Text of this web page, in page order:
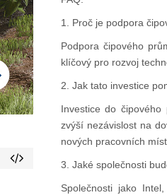
1. Proč je podpora
Podpora čipového
klíčový pro rozvoj
2. Jak tato investice
Investice do
zvýší nezávislost na
nových pracovních
3. Jaké společnosti
Společnosti jako